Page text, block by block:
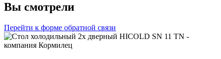
Вы смотрели
Перейти к форме обратной связи